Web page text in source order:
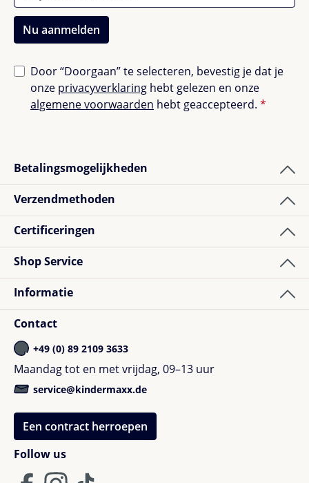
Nu aanmelden
Door “Doorgaan” te selecteren, bevestig je dat je
onze privacyverklaring hebt gelezen en onze
algemene voorwaarden hebt geaccepteerd. *
Betalingsmogelijkheden
Verzendmethoden
Certificeringen
Follow us
Shop Service
Informatie
Contact
+49 (0) 89 2109 3633
Maandag tot en met vrijdag, 09–13 uur
service@kindermaxx.de
Een contract herroepen